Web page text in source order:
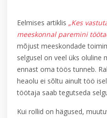
Eelmises artiklis „Kes
meeskonnal paremini
mõjust meeskondade
selgusel on veel üks oluline
ennast oma töös tunneb.
heaolu ei sõltu ainult töö
töötaja saab tegutseda
Kui rollid on hägused,